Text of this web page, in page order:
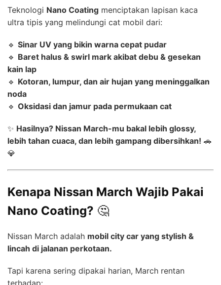
Teknologi Nano Coating menciptakan lapisan kaca
ultra tipis yang melindungi cat mobil dari:
🔹 Sinar UV yang bikin warna cepat pudar
🔹 Baret halus & swirl mark akibat debu & gesekan
kain lap
🔹 Kotoran, lumpur, dan air hujan yang meninggalkan
noda
🔹 Oksidasi dan jamur pada permukaan cat
✨ Hasilnya? Nissan March-mu bakal lebih glossy,
lebih tahan cuaca, dan lebih gampang dibersihkan! 🚗
💎
Kenapa Nissan March Wajib Pakai
Nano Coating? 🤔
Nissan March adalah mobil city car yang stylish &
lincah di jalanan perkotaan.
Tapi karena sering dipakai harian, March rentan